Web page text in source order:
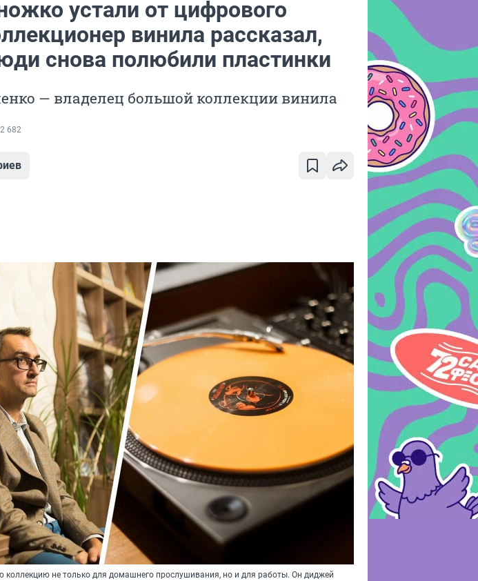
устали от цифрового
винила рассказал,
снова полюбили пластинки
— владелец большой коллекции винила
2 682
коллекцию не только для домашнего прослушивания, но и для работы. Он диджей